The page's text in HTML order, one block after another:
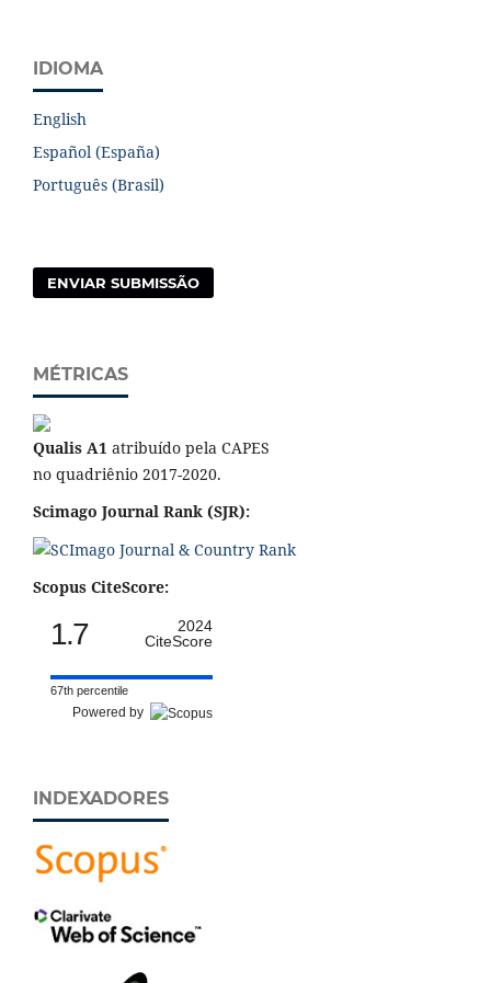
IDIOMA
English
Español (España)
Português (Brasil)
ENVIAR SUBMISSÃO
MÉTRICAS
Qualis A1 atribuído pela CAPES
no quadriênio 2017-2020.
Scimago Journal Rank (SJR):
Scopus CiteScore:
1.7
2024
CiteScore
67th percentile
Powered by
INDEXADORES